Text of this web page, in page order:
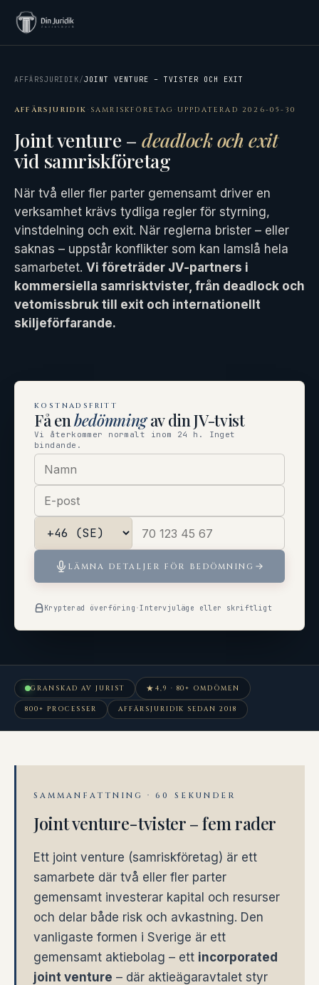
AFFÄRSJURIDIK/JOINT VENTURE – TVISTER OCH EXIT
AFFÄRSJURIDIK · SAMRISKFÖRETAG · UPPDATERAD 2026-05-30
Joint venture –deadlock och exit
vid samriskföretag
När två eller fler parter gemensamt driver en
verksamhet krävs tydliga regler för styrning,
vinstdelning och exit. När reglerna brister – eller
saknas – uppstår konflikter som kan lamslå hela
samarbetet. Vi företräder JV-partners i
kommersiella samrisktvister, från deadlock och
vetomissbruk till exit och internationellt
skiljeförfarande.
KOSTNADSFRITT
Få enbedömningav din JV-tvist
Vi återkommer normalt inom 24 h. Inget
bindande.
LÄMNA DETALJER FÖR BEDÖMNING
Krypterad överföring ·Intervjuläge eller skriftligt
GRANSKAD AV JURIST ★ 4,9 · 80+ OMDÖMEN
800+ PROCESSER AFFÄRSJURIDIK SEDAN 2018
SAMMANFATTNING · 60 SEKUNDER
Joint venture-tvister – fem rader
Ett joint venture (samriskföretag) är ett
samarbete där två eller fler parter
gemensamt investerar kapital och resurser
och delar både risk och avkastning. Den
vanligaste formen i Sverige är ett
gemensamt aktiebolag – ett incorporated
joint venture – där aktieägaravtalet styr